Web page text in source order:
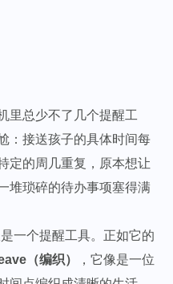
里总少不了几个提醒工
：接送孩子的具体时间每
定的周几重复，原本想让
堆琐碎的待办事项塞得满
是一个提醒工具。正如它的
（编织）
，它像是一位